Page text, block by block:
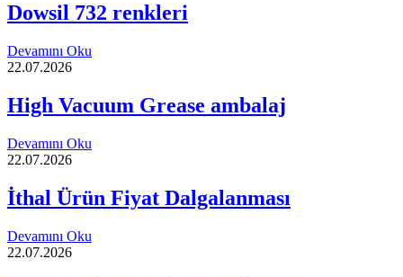
Dowsil 732 renkleri
Devamını Oku
22.07.2026
High Vacuum Grease ambalaj
Devamını Oku
22.07.2026
İthal Ürün Fiyat Dalgalanması
Devamını Oku
22.07.2026